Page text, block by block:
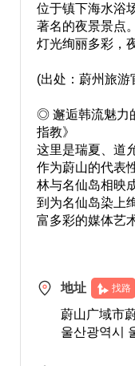
位于镇下海水浴
著名的夜景景点
灯光绚丽多彩，
(出处：蔚州旅游
◎ 邂逅韩流魅力
指教》
这里是瑞夏、道
作为蔚山的代表
林与名仙岛相映
到为名仙岛染上
富多彩的媒体艺
地址 找路
蔚山广域市
울산광역시